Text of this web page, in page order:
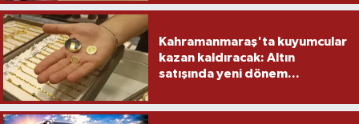
Kahramanmaraş'ta kuyumcular
kazan kaldıracak: Altın
satışında yeni dönem...